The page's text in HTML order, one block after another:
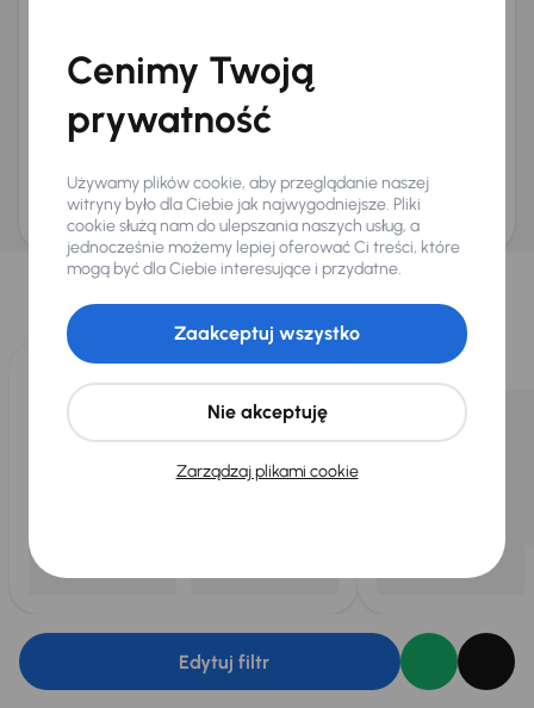
Na numer telefonu (opcjonalnie)
Wyślij zapytanie
ani zagwarantowaną dostępnością pojazdu. AURES Holdings a.s., z siedzibą
Dopraváků 874/15, Čimice, 184 00 Praga 8, będzie przechowywać i przetwarzać
Twoje dane osobowe zgodnie z zasadami ochrony i przetwarzaniadanych
osobowych
Wybraliśmy dla Ciebie
Wybieramy dla Ciebienajlepsze pojazdyz naszej oferty. Kupimy
dla Ciebiedo 400 pojazdówkażdego dnia.
Edytuj filtr
Cenimy Twoją
prywatność
Używamy plików cookie, aby przeglądanie naszej
witryny było dla Ciebie jak najwygodniejsze. Pliki
cookie służą nam do ulepszania naszych usług, a
jednocześnie możemy lepiej oferować Ci treści, które
mogą być dla Ciebie interesujące i przydatne.
Zarządzaj plikami cookie
Nie akceptuję
Zaakceptuj wszystko